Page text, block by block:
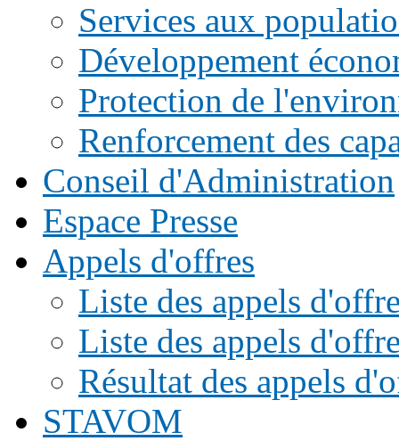
Services aux
Développement
Protection de
Renforcement des
Conseil d'Administration
Espace Presse
Appels d'offres
Liste des appels
Liste des appels
Résultat des appels
STAVOM